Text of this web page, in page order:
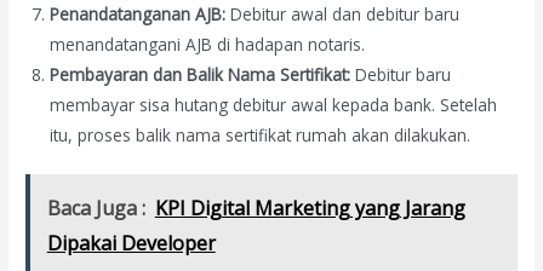
Penandatanganan AJB: Debitur awal dan debitur baru
menandatangani AJB di hadapan notaris.
Pembayaran dan Balik Nama Sertifikat: Debitur baru
membayar sisa hutang debitur awal kepada bank. Setelah
itu, proses balik nama sertifikat rumah akan dilakukan.
Baca Juga : KPI Digital Marketing yang Jarang
Dipakai Developer